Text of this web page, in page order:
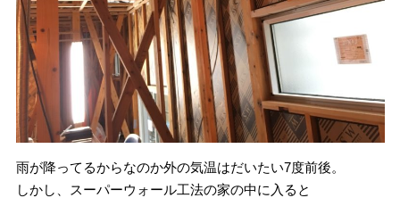
雨が降ってるからなのか外の気温はだいたい7度前後。
しかし、スーパーウォール工法の家の中に入ると